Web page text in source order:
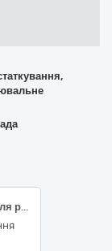
Код ДК 021:2015 – 31150000-2 Баласти для розрядних ламп чи трубок (Зарядний пристрій, пусковий пристрій)